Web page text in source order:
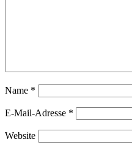
Name *
E-Mail-Adresse *
Website